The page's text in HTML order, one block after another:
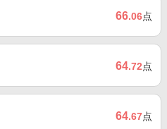
66.06点
64.72点
64.67点